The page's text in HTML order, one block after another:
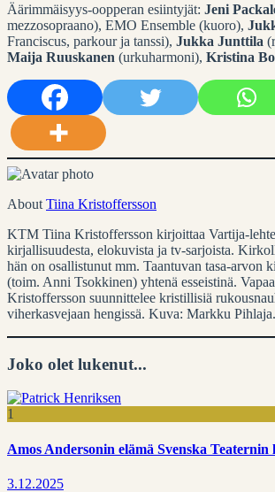
Äärimmäisyys-oopperan esiintyjät: Jeni
mezzosopraano), EMO Ensemble (kuoro),
Franciscus, parkour ja tanssi), Jukka Junttila
Maija Ruuskanen (urkuharmoni), Kristina
About Tiina Kristoffersson
KTM Tiina Kristoffersson kirjoittaa Vartija-
kirjallisuudesta, elokuvista ja tv-sarjoista.
hän on osallistunut mm. Taantuvan tasa-arvon
(toim. Anni Tsokkinen) yhtenä esseistinä.
Kristoffersson suunnittelee kristillisiä
viherkasvejaan hengissä. Kuva: Markku Pihlaja.
Joko olet lukenut...
1
Amos Andersonin elämä Svenska Teaternin
3.12.2025